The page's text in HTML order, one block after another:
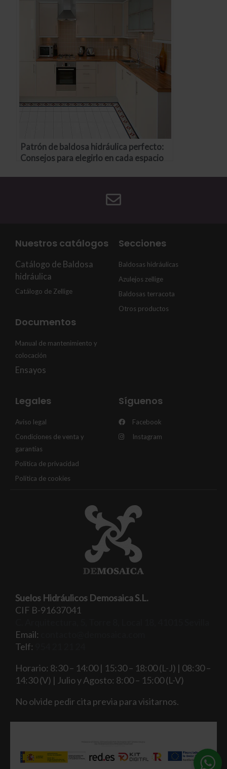
Patrón de baldosa hidráulica perfecto:
Consejos para elegirlo en cada espacio
Nuestros catálogos
Catálogo de Baldosa
hidráulica
Catálogo de Zellige
Documentos
Manual de mantenimiento y
colocación
Ensayos
Secciones
Baldosas hidráulicas
Azulejos zellige
Baldosas terracota
Otros productos
Legales
Aviso legal
Condiciones de venta y
garantías
Política de privacidad
Política de cookies
Síguenos
Facebook
Instagram
Suelos Hidráulicos Demosaica S.L.
CIF B-91637041
Email:
Telf:
Horario: 8:30 – 14:00 | 15:30 – 18:00 (L-J) | 08:30 –
14:30 (V) | Julio y Agosto: 8:00 – 15:00 (L-V)
No olvide pedir cita previa para visitarnos.